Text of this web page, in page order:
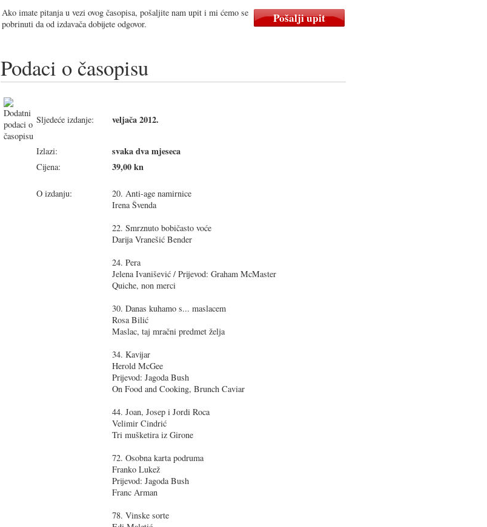
Ako imate pitanja u vezi ovog časopisa, pošaljite nam upit i mi ćemo se
pobrinuti da od izdavača dobijete odgovor.
Podaci o časopisu
Sljedeće izdanje: veljača 2012.
Izlazi: svaka dva mjeseca
Cijena: 39,00 kn
O izdanju:
20. Anti-age namirnice
Irena Švenda
22. Smrznuto bobičasto voće
Darija Vranešić Bender
24. Pera
Jelena Ivanišević / Prijevod: Graham McMaster
Quiche, non merci
30. Danas kuhamo s... maslacem
Rosa Bilić
Maslac, taj mračni predmet želja
34. Kavijar
Herold McGee
Prijevod: Jagoda Bush
On Food and Cooking, Brunch Caviar
44. Joan, Josep i Jordi Roca
Velimir Cindrić
Tri mušketira iz Girone
72. Osobna karta podruma
Franko Lukež
Prijevod: Jagoda Bush
Franc Arman
78. Vinske sorte